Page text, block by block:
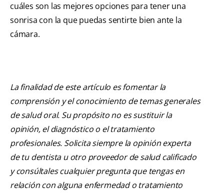
cuáles son las mejores opciones para tener una
sonrisa con la que puedas sentirte bien ante la
cámara.
La finalidad de este artículo es fomentar la
comprensión y el conocimiento de temas generales
de salud oral. Su propósito no es sustituir la
opinión, el diagnóstico o el tratamiento
profesionales. Solicita siempre la opinión experta
de tu dentista u otro proveedor de salud calificado
y consúltales cualquier pregunta que tengas en
relación con alguna enfermedad o tratamiento